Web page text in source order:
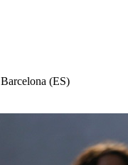
Barcelona (ES)